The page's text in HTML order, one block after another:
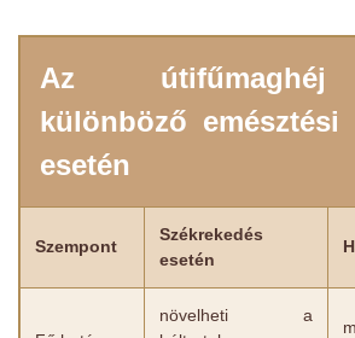
Az
különböző emésztési
esetén
Szempont
Székrekedés
esetén
növelheti a